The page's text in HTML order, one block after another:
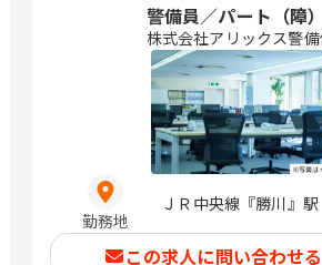
警備員／パート（障）
株式会社アリックス警
勤務地
ＪＲ中央線『勝川
この求人に問い合わせる